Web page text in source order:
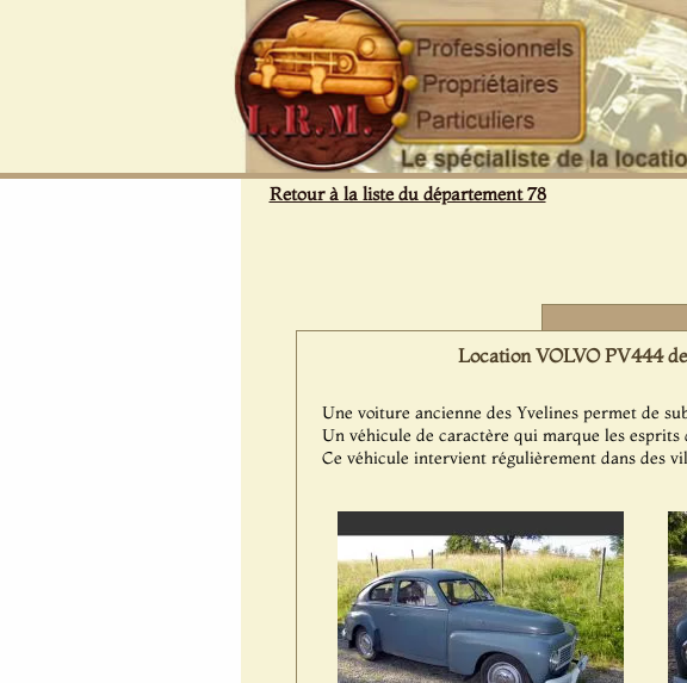
Retour à la liste du département 78
Location VOLVO PV444
Une voiture ancienne des Yvelines permet de
Un véhicule de caractère qui marque les esprits
Ce véhicule intervient régulièrement dans des
Panneau de gestion des cookies